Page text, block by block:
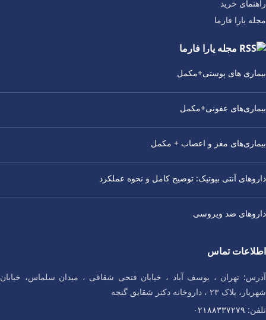
راهنمای خرید
مجله یارا فارما
مجله یارا فارما
بیماری‌ های پوستی+مکمل
بیماری‌های عفونی+مکمل
بیماری‌های مغز و اعصاب + مکمل
داروهای آنتی‌ بیوتیک: توضیح کامل و نحوه عملکرد
داروهای ضد ویروسی
اطلاعات تماس
آدرس: تهران ، یوسف آباد ، خیابان فتحی شقاقی ، میدان سلماس، خیابان
شهریار، پلاک ۲۳ ، داروخانه دکتر شقایق گنجه
تلفن: ۰۲۱۸۸۳۳۷۲۷۹